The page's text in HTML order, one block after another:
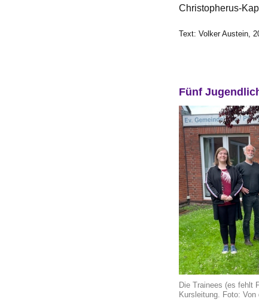
Christopherus-
Text: Volker Austein,
Fünf
Die Trainees (es fehlt
Kursleitung. Foto: Von